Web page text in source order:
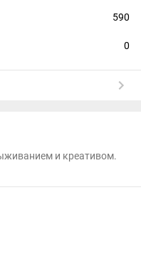
590
0
и креативом.